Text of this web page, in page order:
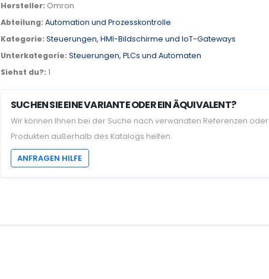
Hersteller: Omron
Abteilung: Automation und Prozesskontrolle
Kategorie: Steuerungen, HMI-Bildschirme und IoT-Gateways
Unterkategorie: Steuerungen, PLCs und Automaten
Siehst du?: 1
SUCHEN SIE EINE VARIANTE ODER EIN ÄQUIVALENT?
Wir können Ihnen bei der Suche nach verwandten Referenzen oder
Produkten außerhalb des Katalogs helfen.
ANFRAGEN HILFE